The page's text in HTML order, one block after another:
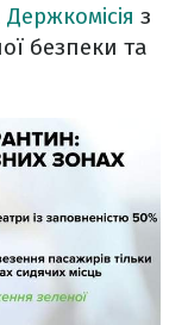
з
безпеки та